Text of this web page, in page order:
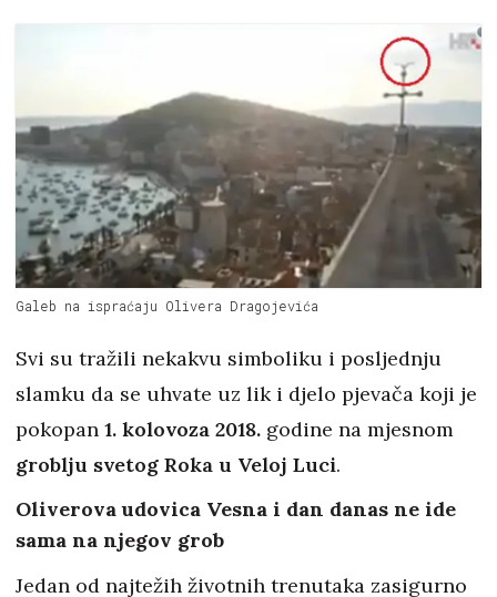
Galeb na ispraćaju Olivera Dragojevića
Svi su tražili nekakvu simboliku i posljednju
slamku da se uhvate uz lik i djelo pjevača koji je
pokopan 1. kolovoza 2018. godine na mjesnom
groblju svetog Roka u Veloj Luci.
Oliverova udovica Vesna i dan danas ne ide
sama na njegov grob
Jedan od najtežih životnih trenutaka zasigurno